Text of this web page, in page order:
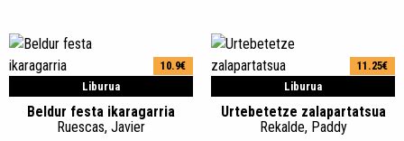
Liburua
10.9€
Beldur festa ikaragarria
Ruescas, Javier
Liburua
11.25€
Urtebetetze zalapartatsua
Rekalde, Paddy